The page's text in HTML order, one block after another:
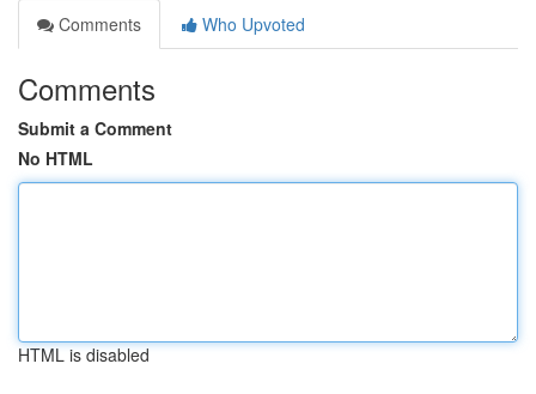
Comments
Who Upvoted
Comments
Submit a Comment
No HTML
HTML is disabled